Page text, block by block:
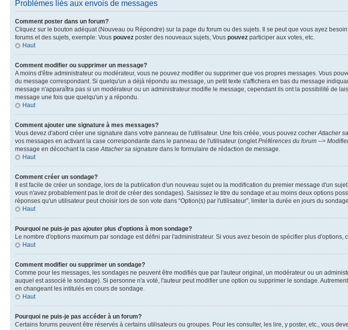
Problèmes liés aux envois de messages
Comment poster dans un forum?
Cliquez sur le bouton adéquat (Nouveau ou Répondre) sur la page du forum ou des sujets. Il se peut que vous ayez
forums et des sujets, exemple: Vous pouvez poster des nouveaux sujets, Vous pouvez participer aux votes, etc.
Haut
Comment modifier ou supprimer un message?
A moins d'être administrateur ou modérateur, vous ne pouvez modifier ou supprimer que vos propres messages. Vous
du message correspondant. Si quelqu'un a déjà répondu au message, un petit texte s'affichera en bas du message
message n'apparaîtra pas si un modérateur ou un administrateur modifie le message, cependant ils ont la possibilité de
message une fois que quelqu'un y a répondu.
Haut
Comment ajouter une signature à mes messages?
Vous devez d'abord créer une signature dans votre panneau de l'utilisateur. Une fois créée, vous pouvez cocherAttacher
vos messages en activant la case correspondante dans le panneau de l'utilisateur (ongletPréférences du forum -->
message en décochant la caseAttacher sa signature dans le formulaire de rédaction de message.
Haut
Comment créer un sondage?
Il est facile de créer un sondage, lors de la publication d'un nouveau sujet ou la modification du premier message d'un
vous n'avez probablement pas le droit de créer des sondages). Saisissez le titre du sondage et au moins deux options
réponses qu'un utilisateur peut choisir lors de son vote dans “Option(s) par l'utilisateur”, limiter la durée en jours du
Haut
Pourquoi ne puis-je pas ajouter plus d'options à mon sondage?
Le nombre d'options maximum par sondage est défini par l'administrateur. Si vous avez besoin de spécifier plus d'options,
Haut
Comment modifier ou supprimer un sondage?
Comme pour les messages, les sondages ne peuvent être modifiés que par l'auteur original, un modérateur ou un
auquel est associé le sondage). Si personne n'a voté, l'auteur peut modifier une option ou supprimer le sondage.
en changeant les intitulés en cours de sondage.
Haut
Pourquoi ne puis-je pas accéder à un forum?
Certains forums peuvent être réservés à certains utilisateurs ou groupes. Pour les consulter, les lire, y poster, etc., vous